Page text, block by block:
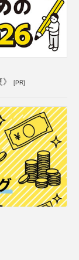
[PR]